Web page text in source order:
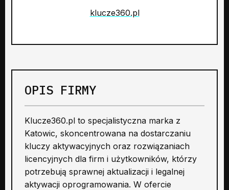
klucze360.pl
OPIS FIRMY
Klucze360.pl to specjalistyczna marka z
Katowic, skoncentrowana na dostarczaniu
kluczy aktywacyjnych oraz rozwiązaniach
licencyjnych dla firm i użytkowników, którzy
potrzebują sprawnej aktualizacji i legalnej
aktywacji oprogramowania. W ofercie